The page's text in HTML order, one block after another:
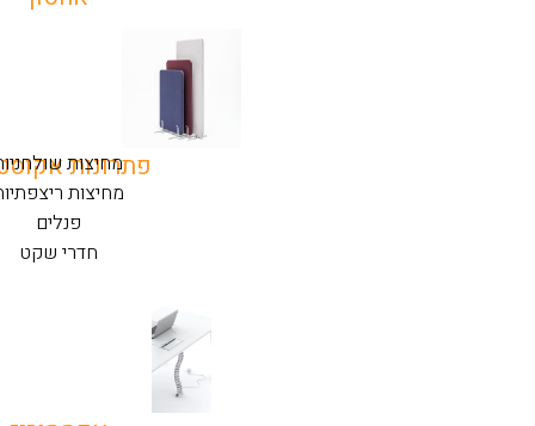
פתרונות
מחיצות
מחיצות
פנלים
חדרי שקט